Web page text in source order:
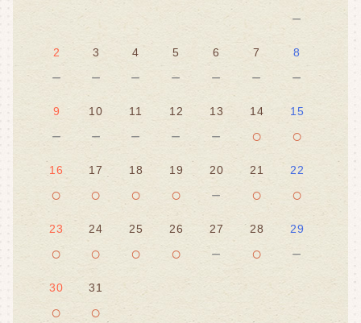
－
2
－
3
－
4
－
5
－
6
－
7
－
8
－
9
－
10
－
11
－
12
－
13
－
14
○
15
○
16
○
17
○
18
○
19
○
20
－
21
○
22
○
23
○
24
○
25
○
26
○
27
－
28
○
29
－
30
○
31
○